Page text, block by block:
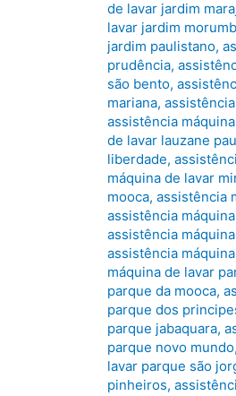
de lavar jardim
lavar jardim
jardim paulistano,
prudência,
são bento,
mariana,
assistência
de lavar lauzane
liberdade,
máquina de lavar
mooca,assistência
assistência
assistência
assistência
máquina de lavar
parque da mooca,
parque dos
parque jabaquara,
parque novo mundo
lavar parque são
pinheiros,